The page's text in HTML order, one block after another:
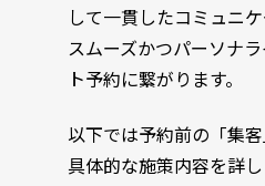
して一貫したコミュニ
スムーズかつパーソナ
ト予約に繋がります。
以下では予約前の「集
具体的な施策内容を詳し